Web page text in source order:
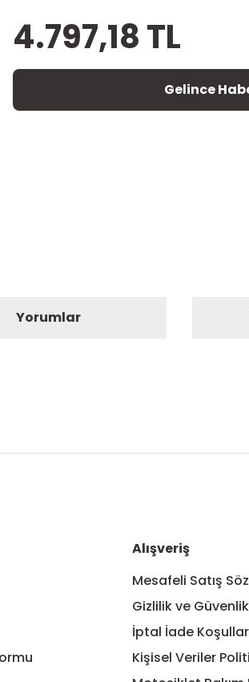
4.797,18 TL
Gelince
Yorumlar
Alışveriş
Mesafeli Satış
Gizlilik ve Güvenlik
İptal İade
Kişisel Veriler